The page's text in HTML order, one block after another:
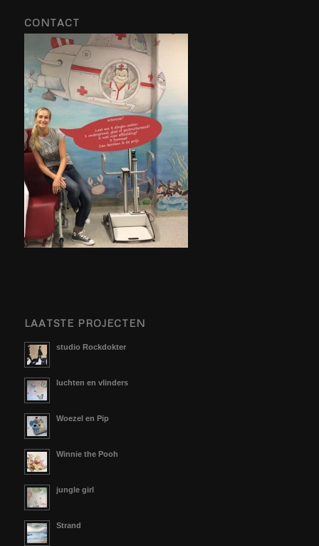
CONTACT
LAATSTE PROJECTEN
studio Rockdokter
luchten en vlinders
Woezel en Pip
Winnie the Pooh
jungle girl
Strand